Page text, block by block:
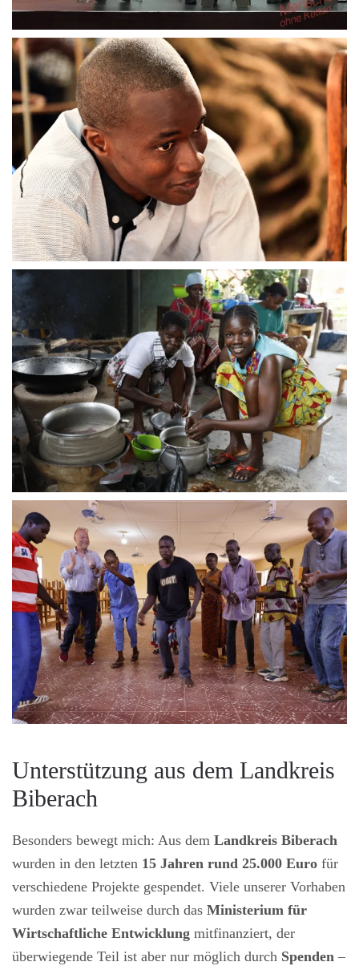
Unterstützung aus dem Landkreis
Biberach
Besonders bewegt mich: Aus dem Landkreis Biberach
wurden in den letzten 15 Jahren rund 25.000 Euro für
verschiedene Projekte gespendet. Viele unserer Vorhaben
wurden zwar teilweise durch das Ministerium für
Wirtschaftliche Entwicklung mitfinanziert, der
überwiegende Teil ist aber nur möglich durch Spenden –